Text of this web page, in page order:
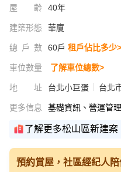
屋齡 40年
建築形態 華廈
總戶數 60戶 租戶佔比多少>
車位數量 了解車位總數>
地址 台北小巨蛋 台北
更多信息 基礎資訊、營運管
了解更多松山區新建案
預約賞屋，社區經紀人